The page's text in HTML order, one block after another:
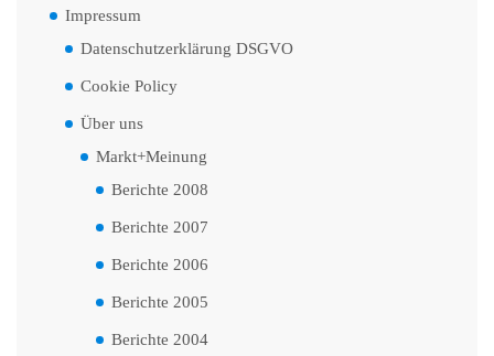
Impressum
Datenschutzerklärung DSGVO
Cookie Policy
Über uns
Markt+Meinung
Berichte 2008
Berichte 2007
Berichte 2006
Berichte 2005
Berichte 2004